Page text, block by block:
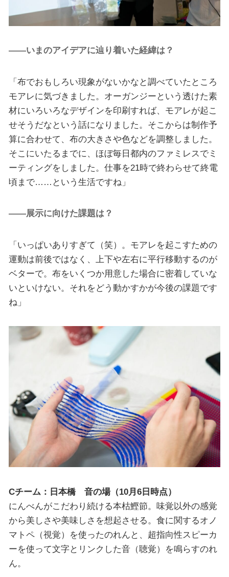
――いまのアイデアに辿り着いた経緯は？
「布でおもしろい現象がないかなと調べていたところ
モアレに気づきました。オーガンジーという透けた素
材にいろいろなデザインを印刷すれば、モアレが起こ
せそうだなという話になりました。そこからは制作予
算に合わせて、布の大きさや色などを調整しました。
そこにいたるまでに、ほぼ毎日都内のファミレスでミ
ーティングをしました。仕事を21時で終わらせて終電
頃まで……という生活ですね」
――展示に向けた課題は？
「いっぱいありすぎて（笑）。モアレを起こすための
運動は前後ではなく、上下や左右に平行移動するのが
ベターで。布をいくつか用意した場合に密着していな
いといけない。それをどう動かすかが今後の課題です
ね」
Cチーム：日本橋 音の場（10月6日時点）
にんべんがこだわり続ける本枯鰹節。味覚以外の感覚
から美しさや美味しさを想起させる。食に関するオノ
マトペ（視覚）を使ったのれんと、超指向性スピーカ
ーを使って文字とリンクした音（聴覚）を鳴らすのれ
ん。